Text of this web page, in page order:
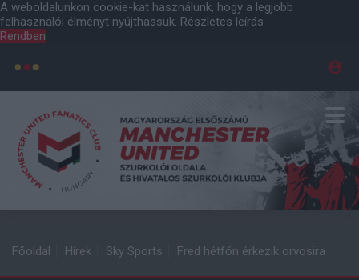
A weboldalunkon cookie-kat használunk, hogy a legjobb
felhasználói élményt nyújthassuk. Részletes leírás
Rendben
Főoldal Hírek Sky Sports Fred hétfőn érkezik orvosira